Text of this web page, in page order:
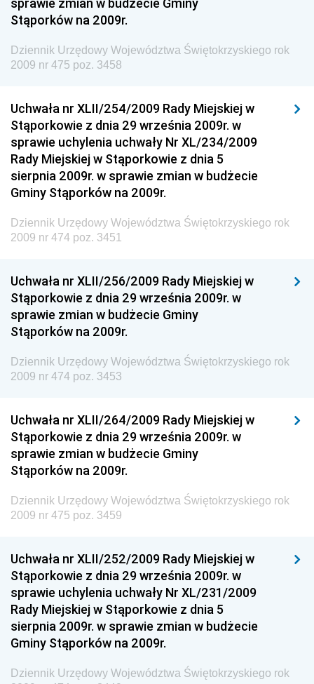
Dziennik Urzędowy Ministerstwa Rolnictwa i
Dziennik Urzędowy Ministra Rodziny, Pracy i Polityki
Dziennik Urzędowy Ministra Cyfryzacji
Dziennik Urzędowy Ministra Rozwoju
Dziennik Urzędowy Ministra Infrastruktury i
Budownictwa
Dziennik Urzędowy Ministra Gospodarki Morskiej i
Dziennik Urzędowy Ministra Energii
Dziennik Urzędowy Ministra Sprawiedliwości
Dziennik Urzędowy Ministra Rozwoju i Finansów
Dziennik Urzędowy Wyższego Urzędu Górniczego
Dziennik Urzędowy Prezesa Urzędu Transportu
Kolejowego
Technologii
Dziennik Urzędowy Ministra Inwestycji i Rozwoju
Dziennik Urzędowy Naczelnego Dyrektora Archiwów
Państwowych
Dziennik Urzędowy Ministra Finansów, Inwestycji i
Rozwoju
Dziennik Urzędowy Ministra Sportu
Dziennik Urzędowy Ministra Funduszy i Polityki
Regionalnej
Dziennik Urzędowy Ministra Aktywów Państwowych
Dziennik Urzędowy Ministra Zdrowia
Dziennik Urzędowy Ministra Środowiska i Głównego
Stąporków na 2009r.
Dziennik Urzędowy Województwa Świętokrzyskiego rok
2009 nr 475 poz. 3458
Uchwała nr XLII/254/2009 Rady Miejskiej w
Stąporkowie z dnia 29 września 2009r. w
sprawie uchylenia uchwały Nr XL/234/2009
Rady Miejskiej w Stąporkowie z dnia 5
sierpnia 2009r. w sprawie zmian w budżecie
Gminy Stąporków na 2009r.
Dziennik Urzędowy Województwa Świętokrzyskiego rok
2009 nr 474 poz. 3451
Uchwała nr XLII/256/2009 Rady Miejskiej w
Stąporkowie z dnia 29 września 2009r. w
sprawie zmian w budżecie Gminy
Stąporków na 2009r.
Dziennik Urzędowy Województwa Świętokrzyskiego rok
2009 nr 474 poz. 3453
Uchwała nr XLII/264/2009 Rady Miejskiej w
Stąporkowie z dnia 29 września 2009r. w
sprawie zmian w budżecie Gminy
Stąporków na 2009r.
Dziennik Urzędowy Województwa Świętokrzyskiego rok
2009 nr 475 poz. 3459
Uchwała nr XLII/252/2009 Rady Miejskiej w
Stąporkowie z dnia 29 września 2009r. w
sprawie uchylenia uchwały Nr XL/231/2009
Rady Miejskiej w Stąporkowie z dnia 5
sierpnia 2009r. w sprawie zmian w budżecie
Gminy Stąporków na 2009r.
Dziennik Urzędowy Województwa Świętokrzyskiego rok